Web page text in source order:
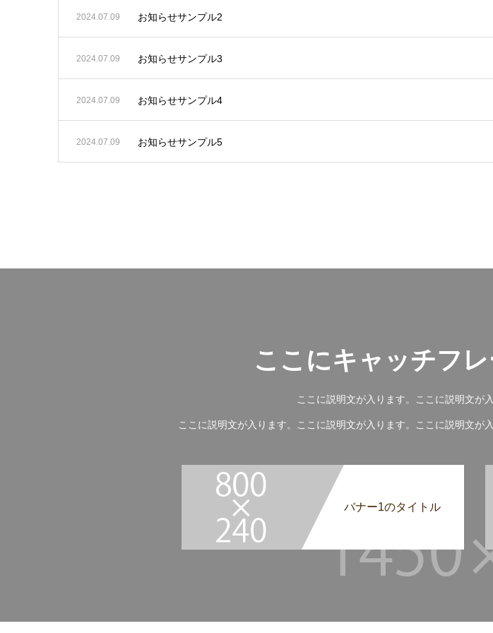
2024.07.09 お知らせサンプル2
2024.07.09 お知らせサンプル3
2024.07.09 お知らせサンプル4
2024.07.09 お知らせサンプル5
ここにキャッチフレ
ここに説明文が入ります。ここに説明文が
ここに説明文が入ります。ここに説明文が入ります。ここに説明文が
バナー1のタイトル